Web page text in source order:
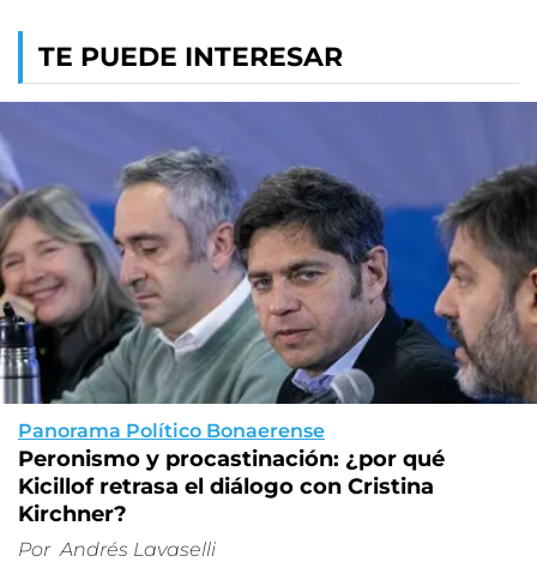
TE PUEDE INTERESAR
Panorama Político Bonaerense
Peronismo y procastinación: ¿por qué
Kicillof retrasa el diálogo con Cristina
Kirchner?
Por Andrés Lavaselli